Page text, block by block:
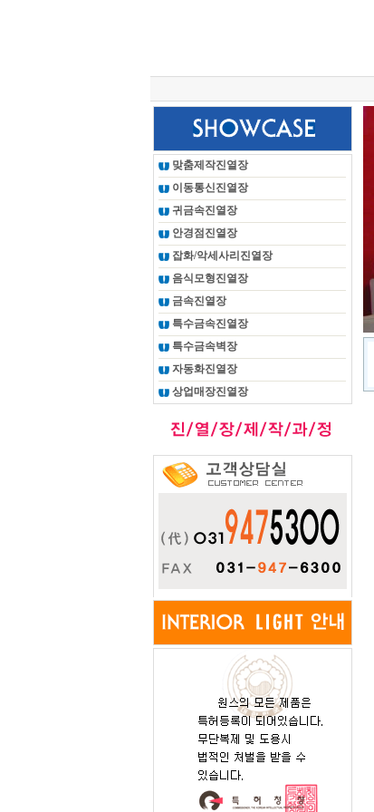
맞춤제작진열장
이동통신진열장
귀금속진열장
안경점진열장
잡화/악세사리진열장
음식모형진열장
금속진열장
특수금속진열장
특수금속벽장
자동화진열장
상업매장진열장